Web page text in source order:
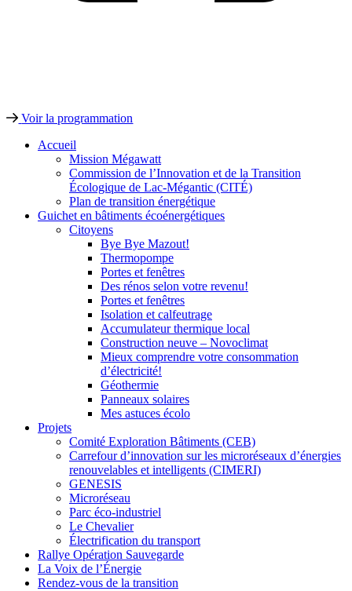
Voir la programmation
Accueil
Mission Mégawatt
Commission de l’Innovation et de la Transition
Écologique de Lac-Mégantic (CITÉ)
Plan de transition énergétique
Guichet en bâtiments écoénergétiques
Citoyens
Bye Bye Mazout!
Thermopompe
Portes et fenêtres
Des rénos selon votre revenu!
Portes et fenêtres
Isolation et calfeutrage
Accumulateur thermique local
Construction neuve – Novoclimat
Mieux comprendre votre consommation
d’électricité!
Géothermie
Panneaux solaires
Mes astuces écolo
Projets
Comité Exploration Bâtiments (CEB)
Carrefour d’innovation sur les microréseaux d’énergies
renouvelables et intelligents (CIMERI)
GENESIS
Microréseau
Parc éco-industriel
Le Chevalier
Électrification du transport
Rallye Opération Sauvegarde
La Voix de l’Énergie
Rendez-vous de la transition